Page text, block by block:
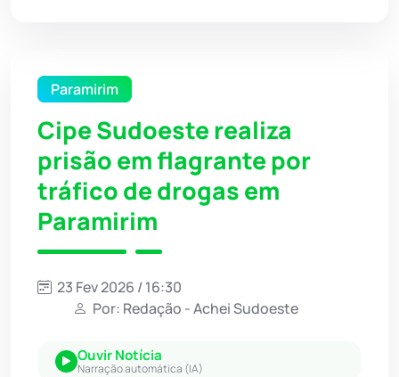
Paramirim
Cipe Sudoeste realiza
prisão em flagrante por
tráfico de drogas em
Paramirim
23 Fev 2026 / 16:30
Por: Redação - Achei Sudoeste
Ouvir Notícia
Narração automática (IA)